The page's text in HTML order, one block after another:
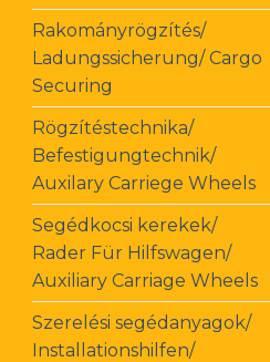
Rakományrögzítés/
Ladungssicherung/ Cargo
Securing
Rögzítéstechnika/
Befestigungtechnik/
Auxilary Carriege Wheels
Segédkocsi kerekek/
Rader Für Hilfswagen/
Auxiliary Carriage Wheels
Szerelési segédanyagok/
Installationshilfen/